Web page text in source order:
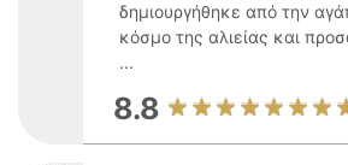
δημιουργήθηκε από την
κόσμο της αλιείας και
...
8.8